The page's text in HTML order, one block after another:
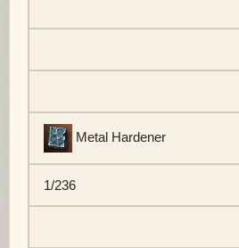
Metal Hardener
1/236